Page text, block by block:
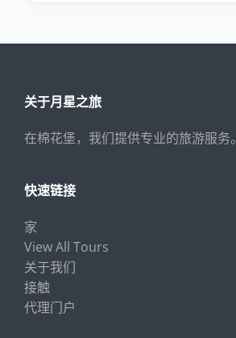
关于月星之旅
在棉花堡，我们提供专业的旅游服务。
快速链接
家
View All Tours
关于我们
接触
代理门户